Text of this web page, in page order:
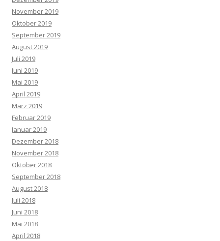
November 2019
Oktober 2019
September 2019
August 2019
Juli 2019
Juni 2019
Mai 2019
April 2019
März 2019
Februar 2019
Januar 2019
Dezember 2018
November 2018
Oktober 2018
September 2018
August 2018
Juli 2018
Juni 2018
Mai 2018
April 2018